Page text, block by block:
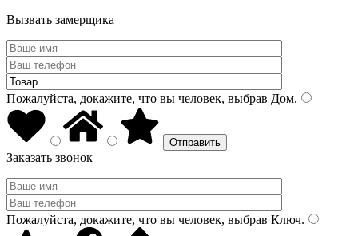
Вызвать замерщика
Пожалуйста, докажите, что вы человек, выбрав Дом.
Заказать звонок
Пожалуйста, докажите, что вы человек, выбрав Ключ.